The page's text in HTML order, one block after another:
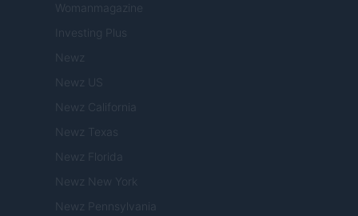
Womanmagazine
Investing Plus
Newz
Newz US
Newz California
Newz Texas
Newz Florida
Newz New York
Newz Pennsylvania